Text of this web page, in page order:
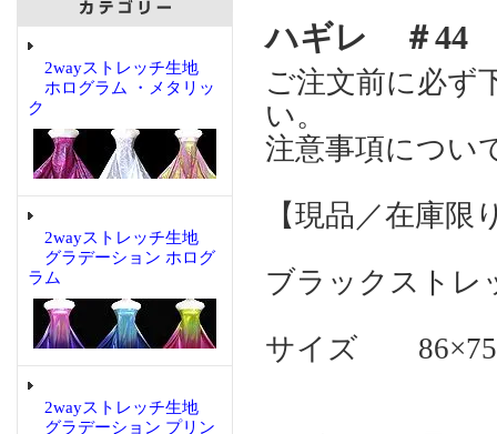
2wayストレッチ生地
ホログラム ・メタリッ
ク
2wayストレッチ生地
グラデーション ホログ
ラム
2wayストレッチ生地
グラデーション プリン
ハギレ ＃44
ご注文前に必ず
い。
注意事項につい
【現品／在庫限
ブラックストレ
サイズ 86×75